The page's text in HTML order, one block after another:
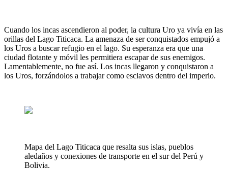
Cuando los incas ascendieron al poder, la cultura Uro ya vivía en las
orillas del Lago Titicaca. La amenaza de ser conquistados empujó a
los Uros a buscar refugio en el lago. Su esperanza era que una
ciudad flotante y móvil les permitiera escapar de sus enemigos.
Lamentablemente, no fue así. Los incas llegaron y conquistaron a
los Uros, forzándolos a trabajar como esclavos dentro del imperio.
Mapa del Lago Titicaca que resalta sus islas, pueblos
aledaños y conexiones de transporte en el sur del Perú y
Bolivia.